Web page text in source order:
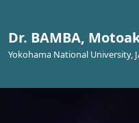
Dr. BAMBA,
Yokohama National University,